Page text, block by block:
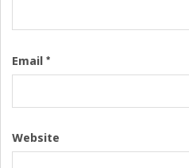
Email *
Website